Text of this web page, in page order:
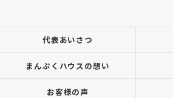
代表あいさつ
まんぷくハウスの想い
お客様の声